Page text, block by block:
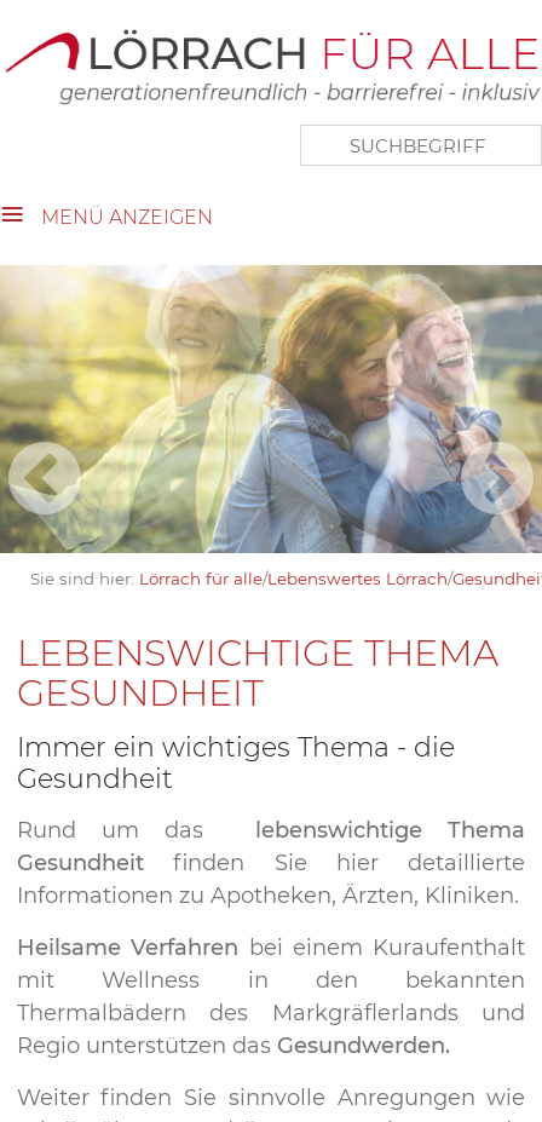
close Submenü
Touristische Vielfalt
Wer wir sind
Impressum
Datenschutz
Links
MENÜ ANZEIGEN
Sie sind hier: Lörrach für alle/Lebenswertes Lörrach/
LEBENSWICHTIGE THEMA
GESUNDHEIT
Immer ein wichtiges Thema - die
Gesundheit
Rund um das lebenswichtige
Thema
Gesundheitfinden Sie hier detaillierte
Informationen zu Apotheken, Ärzten, Kliniken.
Heilsame Verfahren bei einem Kuraufenthalt
mit Wellness in den bekannten
Thermalbädern des Markgräflerlands und
Regio unterstützen das Gesundwerden.
Weiter finden Sie sinnvolle Anregungen wie